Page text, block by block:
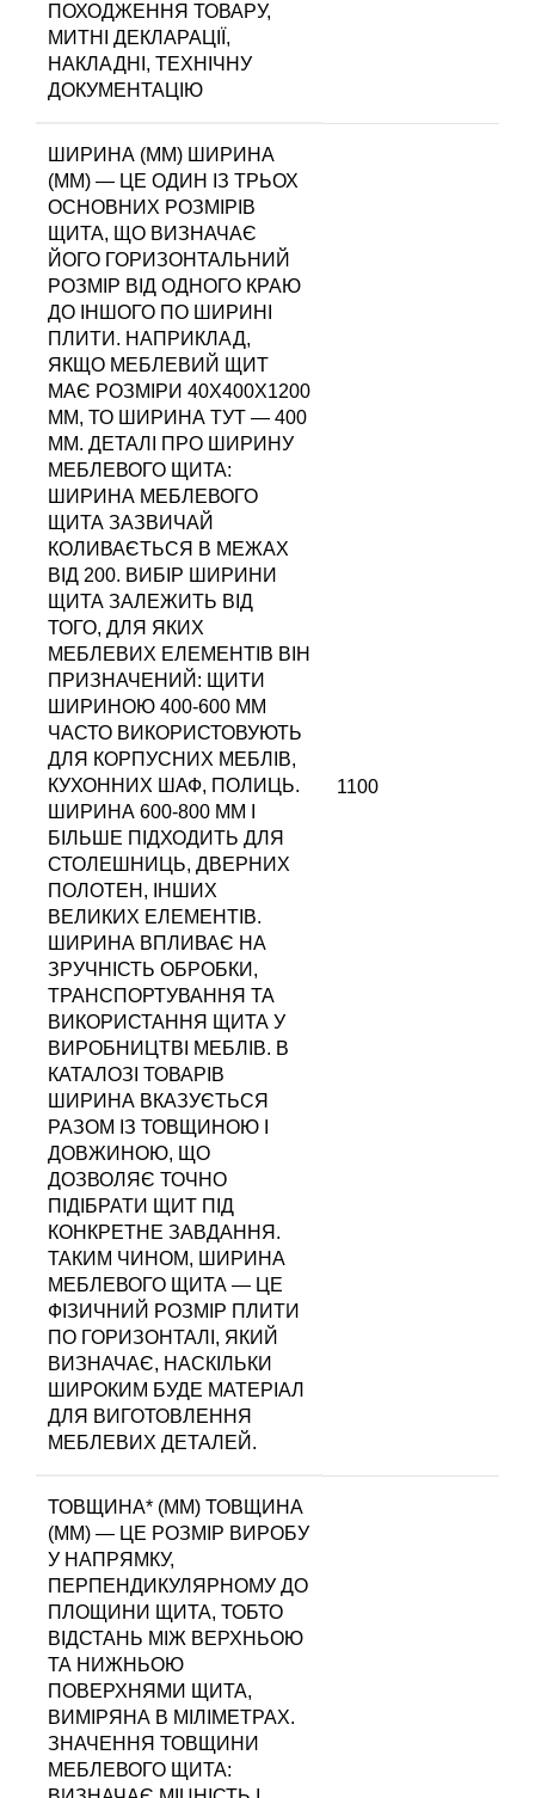
ПОХОДЖЕННЯ ТОВАРУ,
МИТНІ ДЕКЛАРАЦІЇ,
НАКЛАДНІ, ТЕХНІЧНУ
ДОКУМЕНТАЦІЮ
ШИРИНА (ММ) ШИРИНА
(ММ) — ЦЕ ОДИН ІЗ ТРЬОХ
ОСНОВНИХ РОЗМІРІВ
ЩИТА, ЩО ВИЗНАЧАЄ
ЙОГО ГОРИЗОНТАЛЬНИЙ
РОЗМІР ВІД ОДНОГО КРАЮ
ДО ІНШОГО ПО ШИРИНІ
ПЛИТИ. НАПРИКЛАД,
ЯКЩО МЕБЛЕВИЙ ЩИТ
МАЄ РОЗМІРИ 40Х400Х1200
ММ, ТО ШИРИНА ТУТ — 400
ММ. ДЕТАЛІ ПРО ШИРИНУ
МЕБЛЕВОГО ЩИТА:
ШИРИНА МЕБЛЕВОГО
ЩИТА ЗАЗВИЧАЙ
КОЛИВАЄТЬСЯ В МЕЖАХ
ВІД 200. ВИБІР ШИРИНИ
ЩИТА ЗАЛЕЖИТЬ ВІД
ТОГО, ДЛЯ ЯКИХ
МЕБЛЕВИХ ЕЛЕМЕНТІВ ВІН
ПРИЗНАЧЕНИЙ: ЩИТИ
ШИРИНОЮ 400-600 ММ
ЧАСТО ВИКОРИСТОВУЮТЬ
ДЛЯ КОРПУСНИХ МЕБЛІВ,
КУХОННИХ ШАФ, ПОЛИЦЬ.
ШИРИНА 600-800 ММ І
БІЛЬШЕ ПІДХОДИТЬ ДЛЯ
СТОЛЕШНИЦЬ, ДВЕРНИХ
ПОЛОТЕН, ІНШИХ
ВЕЛИКИХ ЕЛЕМЕНТІВ.
ШИРИНА ВПЛИВАЄ НА
ЗРУЧНІСТЬ ОБРОБКИ,
ТРАНСПОРТУВАННЯ ТА
ВИКОРИСТАННЯ ЩИТА У
ВИРОБНИЦТВІ МЕБЛІВ. В
КАТАЛОЗІ ТОВАРІВ
ШИРИНА ВКАЗУЄТЬСЯ
РАЗОМ ІЗ ТОВЩИНОЮ І
ДОВЖИНОЮ, ЩО
ДОЗВОЛЯЄ ТОЧНО
ПІДІБРАТИ ЩИТ ПІД
КОНКРЕТНЕ ЗАВДАННЯ.
ТАКИМ ЧИНОМ, ШИРИНА
МЕБЛЕВОГО ЩИТА — ЦЕ
ФІЗИЧНИЙ РОЗМІР ПЛИТИ
ПО ГОРИЗОНТАЛІ, ЯКИЙ
ВИЗНАЧАЄ, НАСКІЛЬКИ
ШИРОКИМ БУДЕ МАТЕРІАЛ
ДЛЯ ВИГОТОВЛЕННЯ
МЕБЛЕВИХ ДЕТАЛЕЙ.
1100
ТОВЩИНА* (ММ) ТОВЩИНА
(ММ) — ЦЕ РОЗМІР ВИРОБУ
У НАПРЯМКУ,
ПЕРПЕНДИКУЛЯРНОМУ ДО
ПЛОЩИНИ ЩИТА, ТОБТО
ВІДСТАНЬ МІЖ ВЕРХНЬОЮ
ТА НИЖНЬОЮ
ПОВЕРХНЯМИ ЩИТА,
ВИМІРЯНА В МІЛІМЕТРАХ.
ЗНАЧЕННЯ ТОВЩИНИ
МЕБЛЕВОГО ЩИТА: